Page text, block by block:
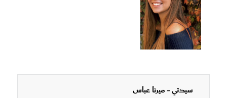
سيدتي - ميرنا عباس